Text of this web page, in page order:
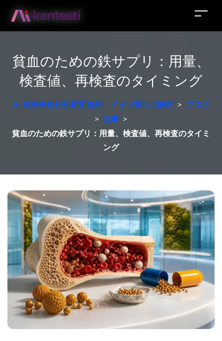
貧血のための鉄サプリ：用量、
検査値、再検査のタイミング
AI 血液検査分析装置 無料 – ドイツ製ラボ解釈 > ブログ
> 記事 >
貧血のための鉄サプリ：用量、検査値、再検査のタイミ
ング